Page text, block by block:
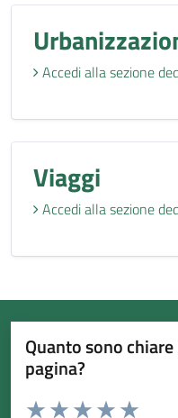
Accedi alla sezione
Viaggi
Accedi alla sezione
Quanto sono
pagina?
Valuta da 1 a 5 stelle la pagina